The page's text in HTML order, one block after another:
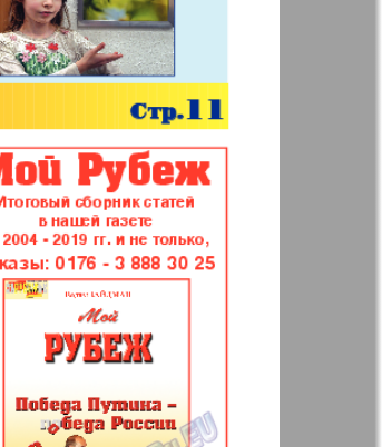
М-City
Наш мир
Норд
Партнер-север